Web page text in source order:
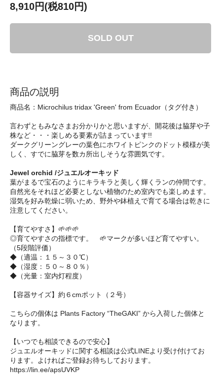
8,910円(税810円)
SOLD OUT
商品の説明
商品名：Microchilus tridax 'Green' from Ecuador（タグ付き）
言わずともみなさまお分かりかと思いますが、開花後は脇芽や子
株など・・・楽しめる要素が詰まっています!!
ダークグリーングレーの葉色にホワイトピンクのドット模様が美
しく、すでに脇芽を数カ所出しそうな雰囲気です。
Jewel orchid /ジュエルオーキッド
葉がまるで宝石のようにキラキラと美しく輝くランの仲間です。
自然光をそれほど必要としない植物のため室内でも楽しめます。
湿気を好み乾燥に弱いため、野外や鉢植えで育てる場合は乾きに
注意してください。
【育てやすさ】🌱🌱🌱
◎育てやすさの指標です。 🌱マークが多いほど育てやすい。
（5段階評価）
◆（適温：１５～３０℃）
◆（湿度：５０～８０％）
◆（光量：室内灯程度）
【容器サイズ】約６cmポット（２号）
こちらの個体は Plants Factory “TheGAKI” から入荷した個体と
なります。
【いつでも相談できるので安心】
ジュエルオーキッドに関する相談は公式LINEより受け付けてお
ります。よければご登録お待ちしております。
https://lin.ee/apsUVKP